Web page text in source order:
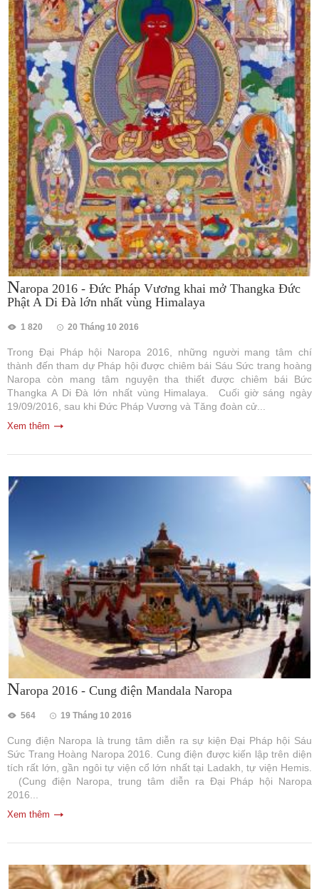
Naropa 2016 - Đức Pháp Vương khai mở Thangka Đức
Phật A Di Đà lớn nhất vùng Himalaya
1 820 20 Tháng 10 2016
Trong Đại Pháp hội Naropa 2016, những người mang tâm chí
thành đến tham dự Pháp hội được chiêm bái Sáu Sức trang hoàng
Naropa còn mang tâm nguyện tha thiết được chiêm bái Bức
Thangka A Di Đà lớn nhất vùng Himalaya. Cuối giờ sáng ngày
19/09/2016, sau khi Đức Pháp Vương và Tăng đoàn cử...
Xem thêm
Naropa 2016 - Cung điện Mandala Naropa
564 19 Tháng 10 2016
Cung điện Naropa là trung tâm diễn ra sự kiện Đại Pháp hội Sáu
Sức Trang Hoàng Naropa 2016. Cung điện được kiến lập trên diện
tích rất lớn, gần ngôi tự viện cổ lớn nhất tại Ladakh, tự viện Hemis.
(Cung điện Naropa, trung tâm diễn ra Đại Pháp hội Naropa
2016...
Xem thêm